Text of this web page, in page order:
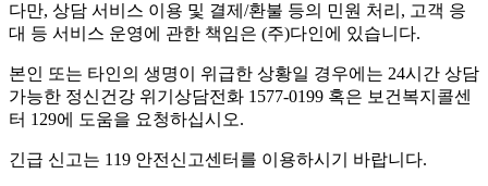
다만, 상담 서비스 이용 및 결제/환불 등의 민원 처리, 고객 응
대 등 서비스 운영에 관한 책임은 (주)다인에 있습니다.
본인 또는 타인의 생명이 위급한 상황일 경우에는 24시간 상담
가능한 정신건강 위기상담전화 1577-0199 혹은 보건복지콜센
터 129에 도움을 요청하십시오.
긴급 신고는 119 안전신고센터를 이용하시기 바랍니다.